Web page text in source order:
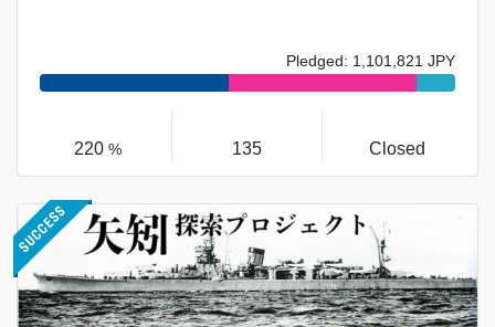
Pledged: 1,101,821 JPY
220 % 135 Closed